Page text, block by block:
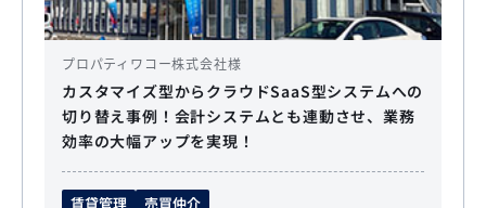
プロパティワコー株式会社様
カスタマイズ型からクラウドSaaS型システムへの
切り替え事例！会計システムとも連動させ、業務
効率の大幅アップを実現！
賃貸管理 売買仲介